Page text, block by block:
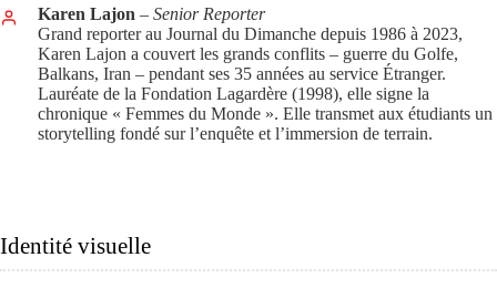
Karen Lajon – Senior Reporter
Grand reporter au Journal du Dimanche depuis 1986 à 2023,
Karen Lajon a couvert les grands conflits – guerre du Golfe,
Balkans, Iran – pendant ses 35 années au service Étranger.
Lauréate de la Fondation Lagardère (1998), elle signe la
chronique « Femmes du Monde ». Elle transmet aux étudiants un
storytelling fondé sur l’enquête et l’immersion de terrain.
Identité visuelle